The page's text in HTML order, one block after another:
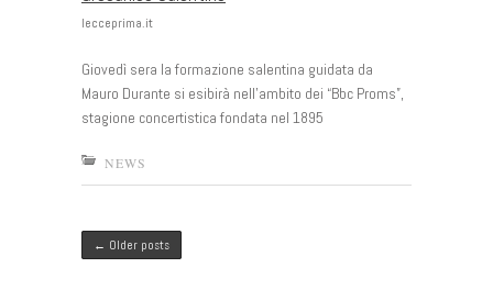
lecceprima.it
Giovedì sera la formazione salentina guidata da
Mauro Durante si esibirà nell’ambito dei “Bbc Proms”,
stagione concertistica fondata nel 1895
NEWS
Post navigation
← Older posts